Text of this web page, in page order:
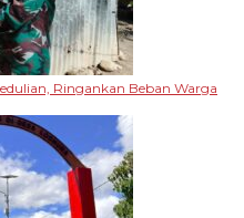
Ringankan Beban Warga